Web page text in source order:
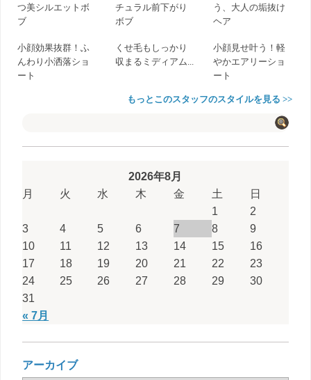
つ美シルエットボ
ブ
チュラル前下がり
ボブ
う、大人の垢抜け
ヘア
小顔効果抜群！ふ
んわり小洒落ショ
ート
くせ毛もしっかり
収まるミディアム...
小顔見せ叶う！軽
やかエアリーショ
ート
もっとこのスタッフのスタイルを見る >>
2026年8月
月
火 水 木 金 土 日
« 7月
1
2
3
4 5 6 7 8
9
10
11 12 13 14 15
16
17
18 19 20 21 22
23
24
25 26 27 28 29
30
31
アーカイブ